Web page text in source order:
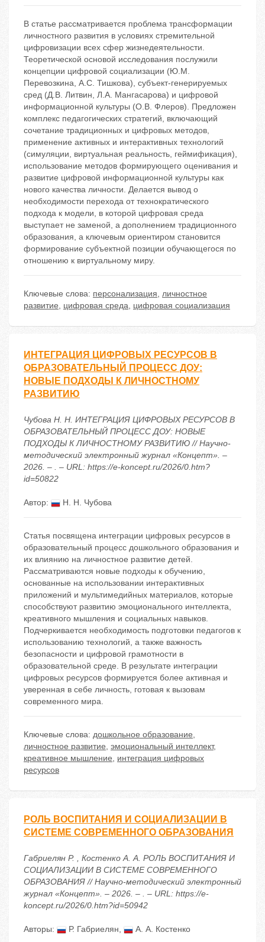
В статье рассматривается проблема трансформации
личностного развития в условиях стремительной
цифровизации всех сфер жизнедеятельности.
Теоретической основой исследования послужили
концепции цифровой социализации (Ю.М.
Перевозкина, А.С. Тишкова), субъект-генерируемых
сред (Д.В. Литвин, Л.А. Мангасарова) и цифровой
информационной культуры (О.В. Флеров). Предложен
комплекс педагогических стратегий, включающий
сочетание традиционных и цифровых методов,
применение активных и интерактивных технологий
(симуляции, виртуальная реальность, геймификация),
использование методов формирующего оценивания и
развитие цифровой информационной культуры как
нового качества личности. Делается вывод о
необходимости перехода от технократического
подхода к модели, в которой цифровая среда
выступает не заменой, а дополнением традиционного
образования, а ключевым ориентиром становится
формирование субъектной позиции обучающегося по
отношению к виртуальному миру.
Ключевые слова: персонализация, личностное
развитие, цифровая среда, цифровая социализация
ИНТЕГРАЦИЯ ЦИФРОВЫХ РЕСУРСОВ В
ОБРАЗОВАТЕЛЬНЫЙ ПРОЦЕСС ДОУ:
НОВЫЕ ПОДХОДЫ К ЛИЧНОСТНОМУ
РАЗВИТИЮ
Чубова Н. Н. ИНТЕГРАЦИЯ ЦИФРОВЫХ РЕСУРСОВ В
ОБРАЗОВАТЕЛЬНЫЙ ПРОЦЕСС ДОУ: НОВЫЕ
ПОДХОДЫ К ЛИЧНОСТНОМУ РАЗВИТИЮ // Научно-
методический электронный журнал «Концепт». –
2026. – . – URL: https://e-koncept.ru/2026/0.htm?
id=50822
Автор: Н. Н. Чубова
Статья посвящена интеграции цифровых ресурсов в
образовательный процесс дошкольного образования и
их влиянию на личностное развитие детей.
Рассматриваются новые подходы к обучению,
основанные на использовании интерактивных
приложений и мультимедийных материалов, которые
способствуют развитию эмоционального интеллекта,
креативного мышления и социальных навыков.
Подчеркивается необходимость подготовки педагогов к
использованию технологий, а также важность
безопасности и цифровой грамотности в
образовательной среде. В результате интеграции
цифровых ресурсов формируется более активная и
уверенная в себе личность, готовая к вызовам
современного мира.
Ключевые слова: дошкольное образование,
личностное развитие, эмоциональный интеллект,
креативное мышление, интеграция цифровых
ресурсов
РОЛЬ ВОСПИТАНИЯ И СОЦИАЛИЗАЦИИ В
СИСТЕМЕ СОВРЕМЕННОГО ОБРАЗОВАНИЯ
Габриелян Р. , Костенко А. А. РОЛЬ ВОСПИТАНИЯ И
СОЦИАЛИЗАЦИИ В СИСТЕМЕ СОВРЕМЕННОГО
ОБРАЗОВАНИЯ // Научно-методический электронный
журнал «Концепт». – 2026. – . – URL: https://e-
koncept.ru/2026/0.htm?id=50942
Авторы: Р. Габриелян, А. А. Костенко